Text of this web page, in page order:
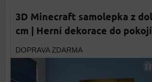
3D Minecraft samolepka z
cm | Herní dekorace do
DOPRAVA ZDARMA